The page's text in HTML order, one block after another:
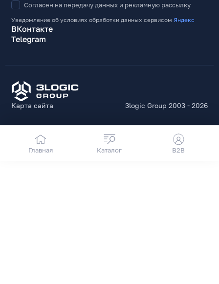
Согласен на передачу данных и рекламную рассылку
Уведомление об условиях обработки данных сервисом Яндекс
ВКонтакте
Telegram
Карта сайта 3logic Group 2003 - 2026
Главная Каталог B2B